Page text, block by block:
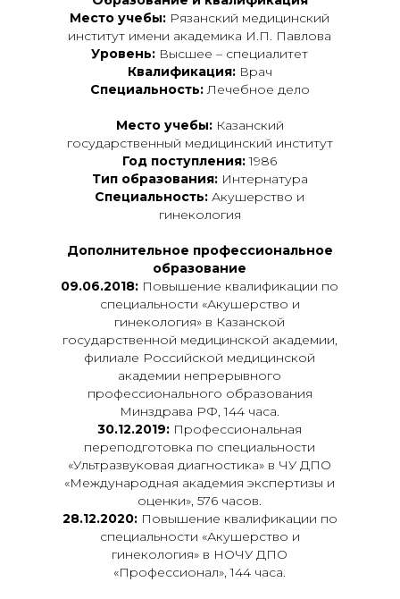
Место учебы: Рязанский медицинский
институт имени академика И.П. Павлова
Уровень: Высшее – специалитет
Квалификация:Врач
Специальность:Лечебное дело
Место учебы:Казанский
государственный медицинский институт
Год поступления:1986
Тип образования:Интернатура
Специальность: Акушерство и
гинекология
Дополнительное профессиональное
образование
09.06.2018: Повышение квалификации по
специальности «Акушерство и
гинекология» в Казанской
государственной медицинской академии,
филиале Российской медицинской
академии непрерывного
профессионального образования
Минздрава РФ, 144 часа.
30.12.2019: Профессиональная
переподготовка по специальности
«Ультразвуковая диагностика» в ЧУ ДПО
«Международная академия экспертизы и
оценки», 576 часов.
28.12.2020:Повышение квалификации по
специальности «Акушерство и
гинекология» в НОЧУ ДПО
«Профессионал», 144 часа.